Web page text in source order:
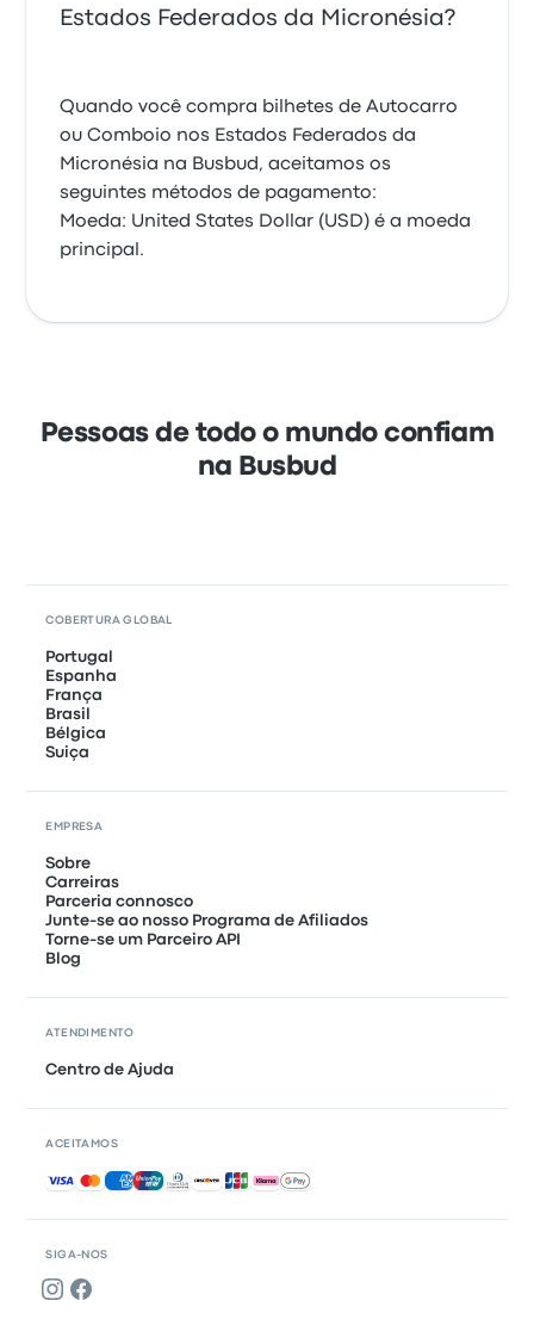
Estados Federados da Micronésia?
Quando você compra bilhetes de Autocarro
ou Comboio nos Estados Federados da
Micronésia na Busbud, aceitamos os
seguintes métodos de pagamento:
Moeda: United States Dollar (USD) é a moeda
principal.
Pessoas de todo o mundo confiam
na Busbud
SIGA-NOS
COBERTURA GLOBAL
Portugal
Espanha
França
Brasil
Bélgica
Suiça
EMPRESA
Sobre
Carreiras
Parceria connosco
Junte-se ao nosso Programa de Afiliados
Torne-se um Parceiro API
Blog
ATENDIMENTO
Centro de Ajuda
ACEITAMOS
Pagamentos aceites